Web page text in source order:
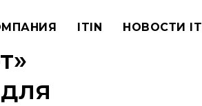
ITIN НОВОСТИ IT